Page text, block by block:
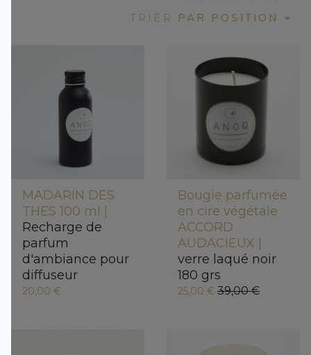
TRIER
PAR POSITION
MADARIN DES
THES 100 ml |
Recharge de
parfum
d'ambiance pour
diffuseur
20,00 €
Bougie parfumée
en cire végétale
ACCORD
AUDACIEUX |
verre laqué noir
180 grs
25,00 € 39,00 €